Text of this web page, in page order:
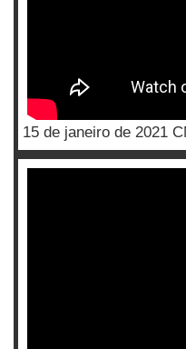
15 de janeiro de 2021